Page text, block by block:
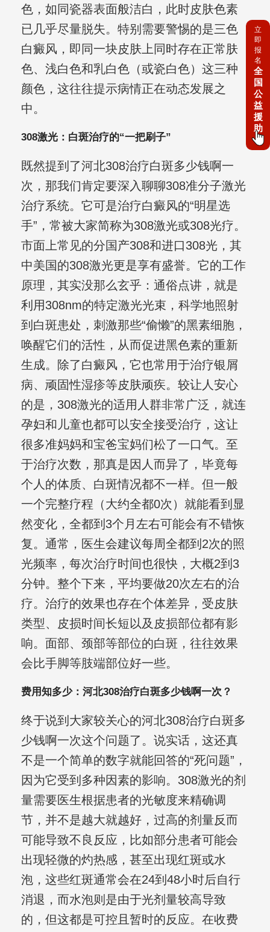
色，如同瓷器表面般洁白，此时皮肤色素
已几乎尽量脱失。特别需要警惕的是三色
白癜风，即同一块皮肤上同时存在正常肤
色、浅白色和乳白色（或瓷白色）这三种
颜色，这往往提示病情正在动态发展之
中。
308激光：白斑治疗的“一把刷子”
既然提到了河北308治疗白斑多少钱啊一
次，那我们肯定要深入聊聊308准分子激光
治疗系统。它可是治疗白癜风的“明星选
手”，常被大家简称为308激光或308光疗。
市面上常见的分国产308和进口308光，其
中美国的308激光更是享有盛誉。它的工作
原理，其实没那么玄乎：通俗点讲，就是
利用308nm的特定激光光束，科学地照射
到白斑患处，刺激那些“偷懒”的黑素细胞，
唤醒它们的活性，从而促进黑色素的重新
生成。除了白癜风，它也常用于治疗银屑
病、顽固性湿疹等皮肤顽疾。较让人安心
的是，308激光的适用人群非常广泛，就连
孕妇和儿童也都可以安全接受治疗，这让
很多准妈妈和宝爸宝妈们松了一口气。至
于治疗次数，那真是因人而异了，毕竟每
个人的体质、白斑情况都不一样。但一般
一个完整疗程（大约全都0次）就能看到显
然变化，全都到3个月左右可能会有不错恢
复。通常，医生会建议每周全都到2次的照
光频率，每次治疗时间也很快，大概2到3
分钟。整个下来，平均要做20次左右的治
疗。治疗的效果也存在个体差异，受皮肤
类型、皮损时间长短以及皮损部位都有影
响。面部、颈部等部位的白斑，往往效果
会比手脚等肢端部位好一些。
费用知多少：河北308治疗白斑多少钱啊一次？
终于说到大家较关心的河北308治疗白斑多
少钱啊一次这个问题了。说实话，这还真
不是一个简单的数字就能回答的“死问题”，
因为它受到多种因素的影响。308激光的剂
量需要医生根据患者的光敏度来精确调
节，并不是越大就越好，过高的剂量反而
可能导致不良反应，比如部分患者可能会
出现轻微的灼热感，甚至出现红斑或水
泡，这些红斑通常会在24到48小时后自行
消退，而水泡则是由于光剂量较高导致
的，但这都是可控且暂时的反应。在收费
立
即
报
名
全
国
公
益
援
助